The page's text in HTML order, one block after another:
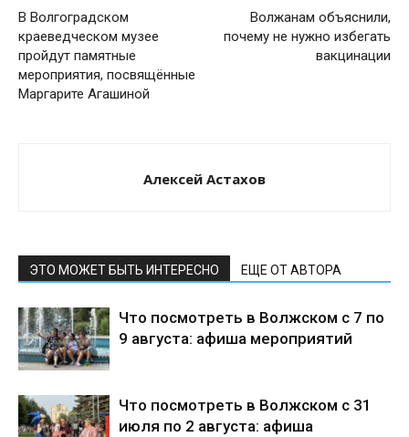
В Волгоградском
краеведческом музее
пройдут памятные
мероприятия, посвящённые
Маргарите Агашиной
Волжанам объяснили,
почему не нужно избегать
вакцинации
Алексей Астахов
ЭТО МОЖЕТ БЫТЬ ИНТЕРЕСНО ЕЩЕ ОТ АВТОРА
Что посмотреть в Волжском с 7 по
9 августа: афиша мероприятий
Что посмотреть в Волжском с 31
июля по 2 августа: афиша